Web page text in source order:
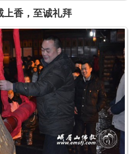
上香，至诚礼拜